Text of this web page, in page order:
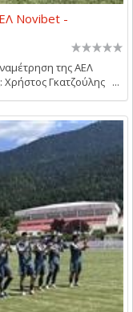
Novibet -
της ΑΕΛ
Γκατζούλης ...